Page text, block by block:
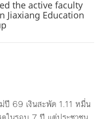
the active faculty
Jiaxiang Education
ปี 69 เงินสะพัด 1.11 หมื่น